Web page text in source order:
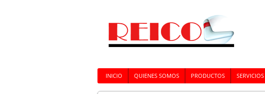
INICIO QUIENES SOMOS PRODUCTOS SERVICIOS